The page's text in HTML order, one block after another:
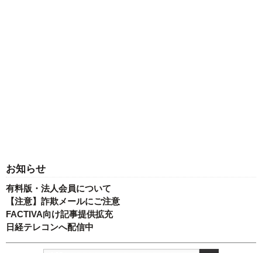
お知らせ
有料版・法人会員について
【注意】詐欺メールにご注意
FACTIVA向け記事提供拡充
日経テレコンへ配信中